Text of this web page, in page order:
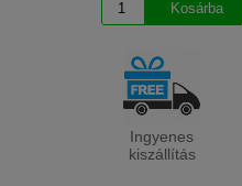
Ingyenes
kiszállítás